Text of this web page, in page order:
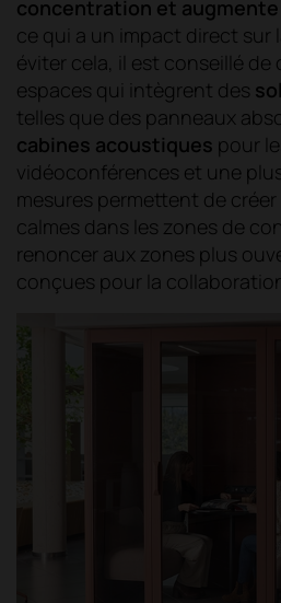
concentration et
ce qui a un impact direct sur
éviter cela, il est conseillé de
espaces qui intègrent des
telles que des panneaux
cabines acoustiques pour
vidéoconférences et une
mesures permettent de
calmes dans les zones de
renoncer aux zones plus
conçues pour la